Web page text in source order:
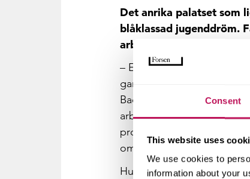
Consent
This website uses
We use cookies to
information about your
Det anrika palatset som
blåklassad jugenddröm.
arbetet med att
– Ett av de större
gamla konsoler och
Baerlocher i Schweiz och
arbetar med slottets
projektledare, Forsen.
omputsas och fönstren ska
Huset är ritat av Georg